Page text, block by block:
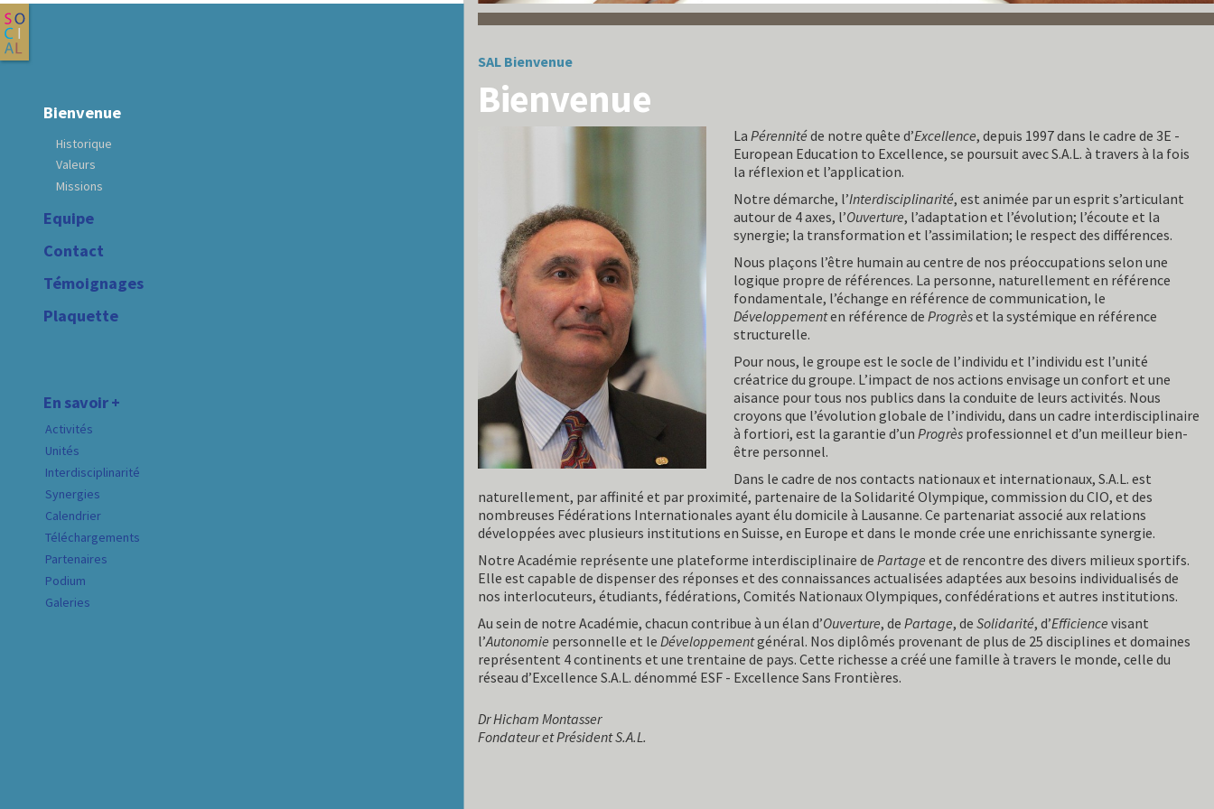
Bienvenue
Historique
Valeurs
Missions
Equipe
Contact
Témoignages
Plaquette
En savoir +
Activités
Unités
Interdisciplinarité
Synergies
Calendrier
Téléchargements
Partenaires
Podium
Galeries
SAL Bienvenue
Bienvenue
La Pérennitéde notre quête d’Excellence, depuis 1997 dans le cadre de 3E -
European Education to Excellence, se poursuit avec S.A.L. à travers à la fois
la réflexion et l’application.
Notre démarche, l’Interdisciplinarité, est animée par un esprit s’articulant
autour de 4 axes, l’Ouverture, l’adaptation et l’évolution; l’écoute et la
synergie; la transformation et l’assimilation; le respect des différences.
Nous plaçons l’être humain au centre de nos préoccupations selon une
logique propre de références. La personne, naturellement en référence
fondamentale, l’échange en référence de communication, le
Développementen référence de Progrèset la systémique en référence
structurelle.
Pour nous, le groupe est le socle de l’individu et l’individu est l’unité
créatrice du groupe. L’impact de nos actions envisage un confort et une
aisance pour tous nos publics dans la conduite de leurs activités. Nous
croyons que l’évolution globale de l’individu, dans un cadre interdisciplinaire
à fortiori, est la garantie d’un Progrèsprofessionnel et d’un meilleur bien-
être personnel.
Dans le cadre de nos contacts nationaux et internationaux, S.A.L. est
naturellement, par affinité et par proximité, partenaire de la Solidarité Olympique, commission du CIO, et des
nombreuses Fédérations Internationales ayant élu domicile à Lausanne. Ce partenariat associé aux relations
développées avec plusieurs institutions en Suisse, en Europe et dans le monde crée une enrichissante synergie.
Notre Académie représente une plateforme interdisciplinaire dePartage et de rencontre des divers milieux sportifs.
Elle est capable de dispenser des réponses et des connaissances actualisées adaptées aux besoins individualisés de
nos interlocuteurs, étudiants, fédérations, Comités Nationaux Olympiques, confédérations et autres institutions.
Au sein de notre Académie, chacun contribue à un élan d’Ouverture, dePartage, deSolidarité, d’Efficience visant
l’Autonomie personnelle et leDéveloppementgénéral. Nos diplômés provenant de plus de 25 disciplines et domaines
représentent 4 continents et une trentaine de pays. Cette richesse a créé une famille à travers le monde, celle du
réseau d’Excellence S.A.L. dénommé ESF - Excellence Sans Frontières.
Dr Hicham Montasser
Fondateur et Président S.A.L.